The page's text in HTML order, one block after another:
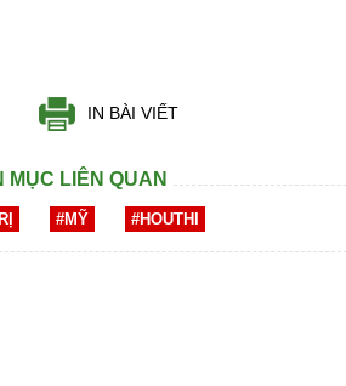
IN BÀI VIẾT
MỤC LIÊN QUAN
#MỸ #HOUTHI